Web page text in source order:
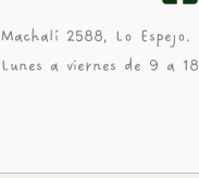
Machalí 2588, Lo Espejo.
Lunes a viernes de 9 a